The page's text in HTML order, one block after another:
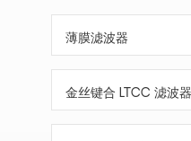
薄膜滤波器
金丝键合 LTCC 滤波器